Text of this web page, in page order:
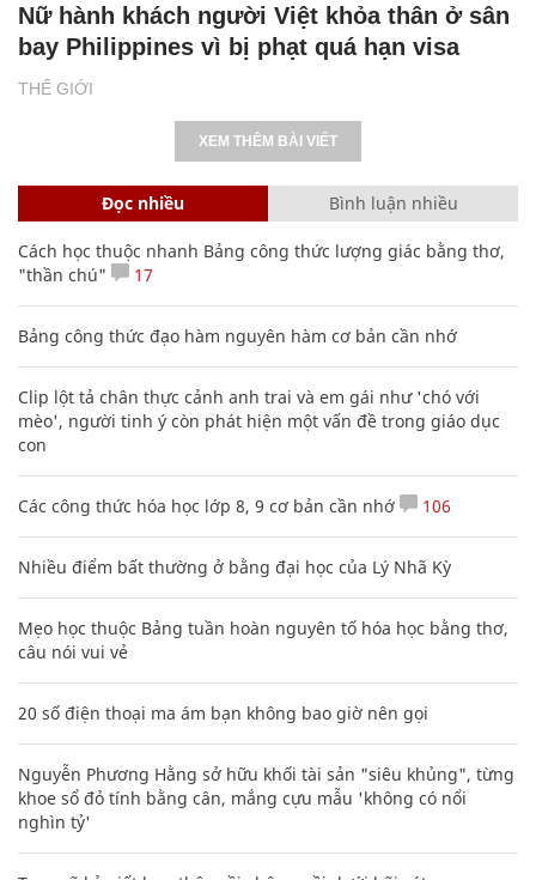
THẾ GIỚI
Nữ hành khách người Việt khỏa thân ở sân
bay Philippines vì bị phạt quá hạn visa
XEM THÊM BÀI VIẾT
Đọc nhiều Bình luận nhiều
Cách học thuộc nhanh Bảng công thức lượng giác bằng thơ,
"thần chú"
17
Bảng công thức đạo hàm nguyên hàm cơ bản cần nhớ
Clip lột tả chân thực cảnh anh trai và em gái như 'chó với
mèo', người tinh ý còn phát hiện một vấn đề trong giáo dục
con
Các công thức hóa học lớp 8, 9 cơ bản cần nhớ 106
Nhiều điểm bất thường ở bằng đại học của Lý Nhã Kỳ
Mẹo học thuộc Bảng tuần hoàn nguyên tố hóa học bằng thơ,
câu nói vui vẻ
20 số điện thoại ma ám bạn không bao giờ nên gọi
Nguyễn Phương Hằng sở hữu khối tài sản "siêu khủng", từng
khoe sổ đỏ tính bằng cân, mắng cựu mẫu 'không có nổi
nghìn tỷ'